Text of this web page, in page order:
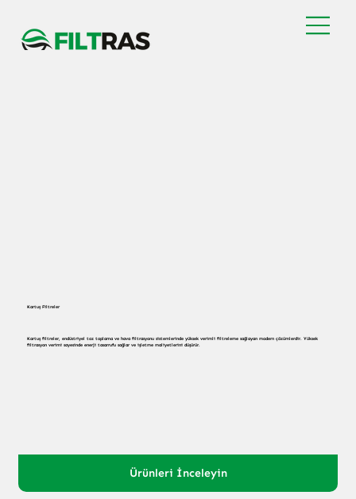
Kartuş Filtreler
Kartuş filtreler, endüstriyel toz toplama ve hava filtrasyonu sistemlerinde yüksek verimli filtreleme sağlayan modern çözümlerdir. Yüksek
filtrasyon verimi sayesinde enerji tasarrufu sağlar ve işletme maliyetlerini düşürür.
Ürünleri İnceleyin